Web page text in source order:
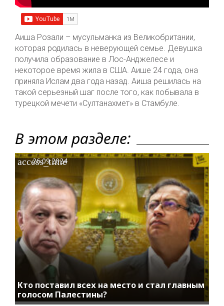
Аиша Розали – мусульманка из Великобритании,
которая родилась в неверующей семье. Девушка
получила образование в Лос-Анджелесе и
некоторое время жила в США. Аише 24 года, она
приняла Ислам два года назад. Аиша решилась на
такой серьезный шаг после того, как побывала в
турецкой мечети «Султанахмет» в Стамбуле.
В этом разделе:
Кто поставил всех на место и стал главным
голосом Палестины?
access_time
26.09.2024